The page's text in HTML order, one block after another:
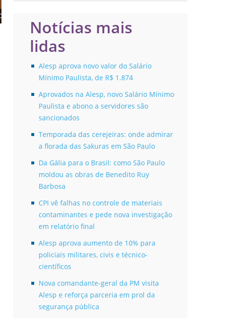
Notícias mais
lidas
Alesp aprova novo valor do Salário
Mínimo Paulista, de R$ 1.874
Aprovados na Alesp, novo Salário Mínimo
Paulista e abono a servidores são
sancionados
Temporada das cerejeiras: onde admirar
a florada das Sakuras em São Paulo
Da Gália para o Brasil: como São Paulo
moldou as obras de Benedito Ruy
Barbosa
CPI vê falhas no controle de materiais
contaminantes e pede nova investigação
em relatório final
Alesp aprova aumento de 10% para
policiais militares, civis e técnico-
científicos
Nova comandante-geral da PM visita
Alesp e reforça parceria em prol da
segurança pública